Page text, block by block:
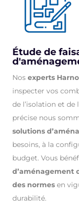
Étude de
Nos experts
inspecter vos
de l’isolation et de
précise nous
solutions
besoins, à la
budget. Vous
d’aménagement
des normes en
durabilité.